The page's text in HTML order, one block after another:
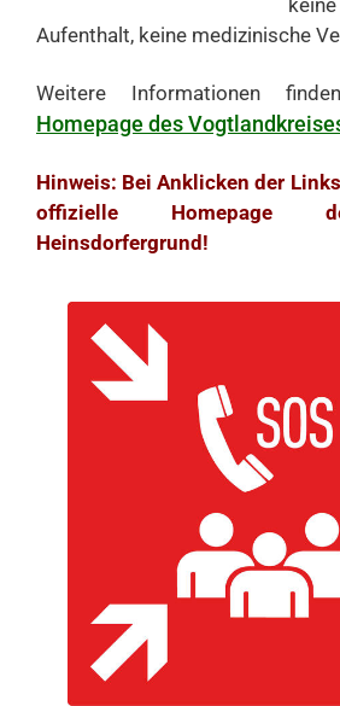
keine
Aufenthalt, keine medizinische
Weitere Informationen
Homepage des
Hinweis: Bei Anklicken der
offizielle Homepage
Heinsdorfergrund!